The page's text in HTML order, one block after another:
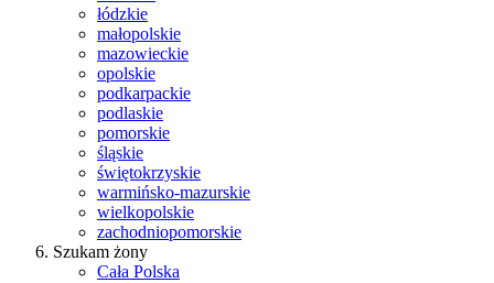
łódzkie
małopolskie
mazowieckie
opolskie
podkarpackie
podlaskie
pomorskie
śląskie
świętokrzyskie
warmińsko-mazurskie
wielkopolskie
zachodniopomorskie
Szukam żony
Cała Polska